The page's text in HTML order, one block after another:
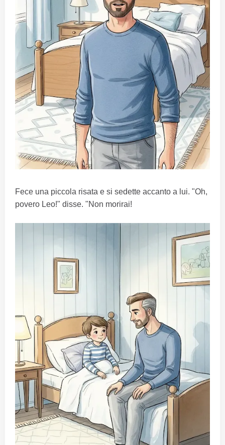
Fece una piccola risata e si sedette accanto a lui. "Oh,
povero Leo!" disse. "Non morirai!